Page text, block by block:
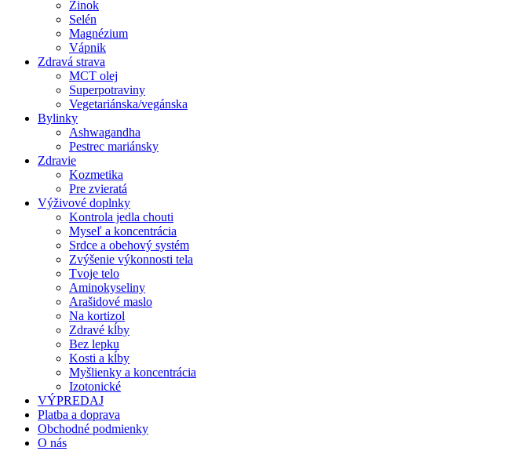
Zinok
Selén
Magnézium
Vápnik
Zdravá strava
MCT olej
Superpotraviny
Vegetariánska/vegánska
Bylinky
Ashwagandha
Pestrec mariánsky
Zdravie
Kozmetika
Pre zvieratá
Výživové doplnky
Kontrola jedla chouti
Myseľ a koncentrácia
Srdce a obehový systém
Zvýšenie výkonnosti tela
Tvoje telo
Aminokyseliny
Arašidové maslo
Na kortizol
Zdravé kĺby
Bez lepku
Kosti a kĺby
Myšlienky a koncentrácia
Izotonické
VÝPREDAJ
Platba a doprava
Obchodné podmienky
O nás